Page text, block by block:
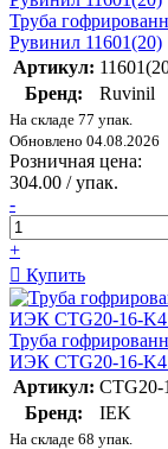
Труба
Рувинил 11601(20)
Артикул:
Бренд:
Ruvinil
На складе 77 упак.
Обновлено 04.08.2026
Розничная цена:
304.00 / упак.
-
+
Купить
Труба
ИЭК CTG20-16-
Артикул: CTG20-
Бренд:
IEK
На складе 68 упак.